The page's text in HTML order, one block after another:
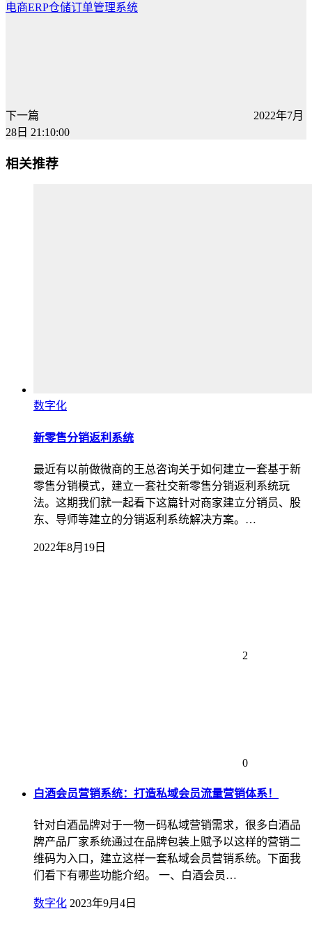
电商ERP仓储订单管理系统
下一篇
2022年7月
28日 21:10:00
相关推荐
数字化
新零售分销返利系统
最近有以前做微商的王总咨询关于如何建立一套基于新
零售分销模式，建立一套社交新零售分销返利系统玩
法。这期我们就一起看下这篇针对商家建立分销员、股
东、导师等建立的分销返利系统解决方案。…
2022年8月19日
2
0
白酒会员营销系统：打造私域会员流量营销体系！
针对白酒品牌对于一物一码私域营销需求，很多白酒品
牌产品厂家系统通过在品牌包装上赋予以这样的营销二
维码为入口，建立这样一套私域会员营销系统。下面我
们看下有哪些功能介绍。 一、白酒会员…
数字化 2023年9月4日